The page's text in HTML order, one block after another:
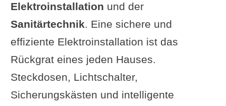
Elektroinstallation und der
Sanitärtechnik. Eine sichere und
effiziente Elektroinstallation ist das
Rückgrat eines jeden Hauses.
Steckdosen, Lichtschalter,
Sicherungskästen und intelligente